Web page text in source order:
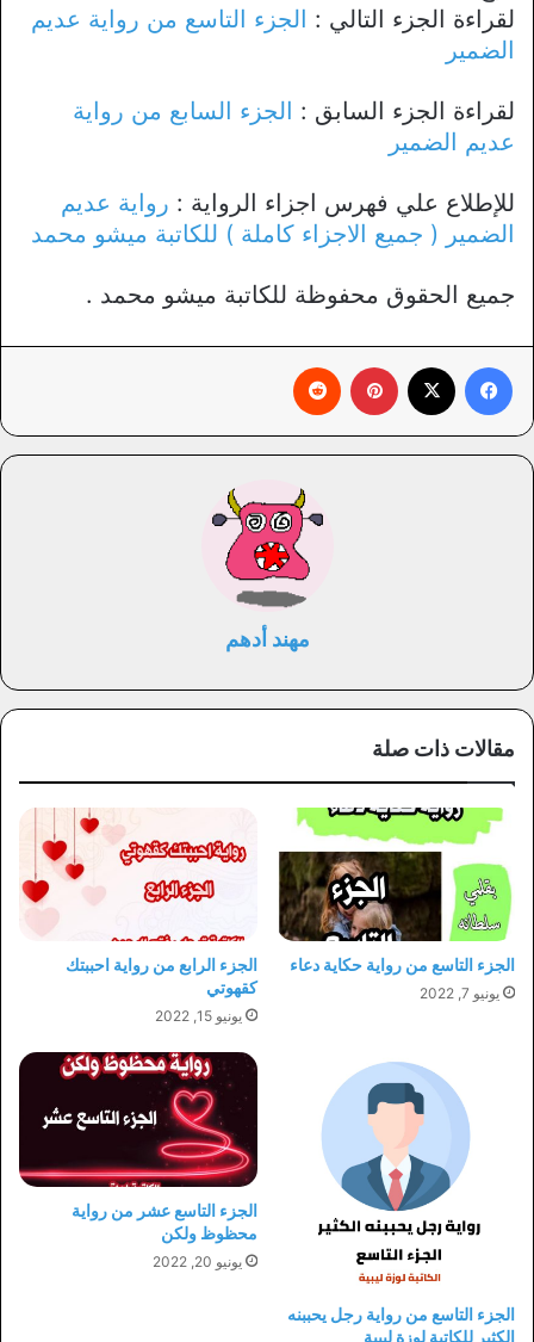
لقراءة الجزء التالي : الجزء التاسع من رواية عديم
الضمير
لقراءة الجزء السابق : الجزء السابع من رواية
عديم الضمير
للإطلاع علي فهرس اجزاء الرواية : رواية عديم
الضمير ( جميع الاجزاء كاملة ) للكاتبة ميشو محمد
جميع الحقوق محفوظة للكاتبة ميشو محمد .
مهند أدهم
مقالات ذات صلة
الجزء التاسع من رواية حكاية دعاء
يونيو 7, 2022
الجزء الرابع من رواية احببتك
كقهوتي
يونيو 15, 2022
الجزء التاسع من رواية رجل يحببنه
الكثير للكاتبة لوزة ليبية
الجزء التاسع عشر من رواية
محظوظ ولكن
يونيو 20, 2022